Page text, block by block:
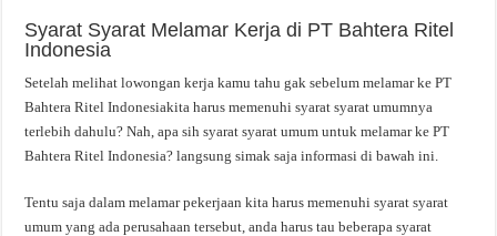
Syarat Syarat Melamar Kerja di PT Bahtera Ritel
Indonesia
Setelah melihat lowongan kerja kamu tahu gak sebelum melamar ke PT
Bahtera Ritel Indonesiakita harus memenuhi syarat syarat umumnya
terlebih dahulu? Nah, apa sih syarat syarat umum untuk melamar ke PT
Bahtera Ritel Indonesia? langsung simak saja informasi di bawah ini.
Tentu saja dalam melamar pekerjaan kita harus memenuhi syarat syarat
umum yang ada perusahaan tersebut, anda harus tau beberapa syarat